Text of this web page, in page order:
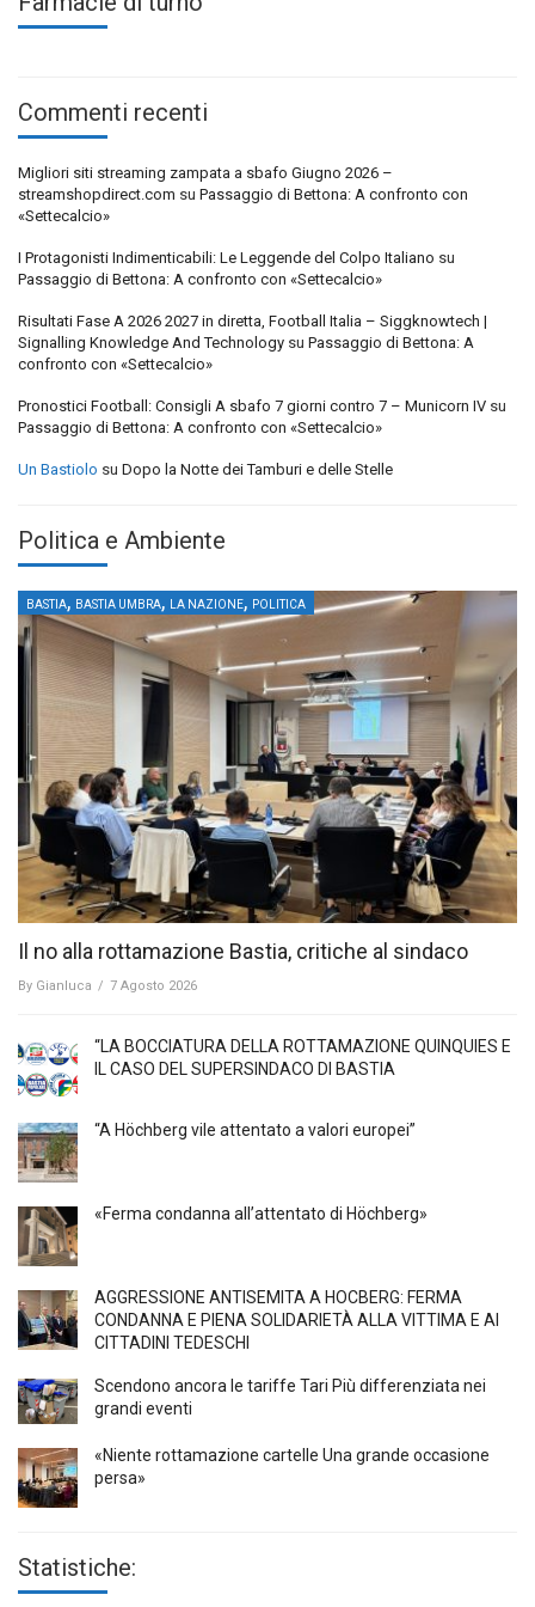
Commenti recenti
Migliori siti streaming zampata a sbafo Giugno 2026 –
streamshopdirect.com su Passaggio di Bettona: A confronto con
«Settecalcio»
I Protagonisti Indimenticabili: Le Leggende del Colpo Italiano su
Passaggio di Bettona: A confronto con «Settecalcio»
Risultati Fase A 2026 2027 in diretta, Football Italia – Siggknowtech |
Signalling Knowledge And Technology su Passaggio di Bettona: A
confronto con «Settecalcio»
Pronostici Football: Consigli A sbafo 7 giorni contro 7 – Municorn IV su
Passaggio di Bettona: A confronto con «Settecalcio»
Un Bastiolo su Dopo la Notte dei Tamburi e delle Stelle
Politica e Ambiente
BASTIA, BASTIA UMBRA, LA NAZIONE, POLITICA
Il no alla rottamazione Bastia, critiche al sindaco
By Gianluca / 7 Agosto 2026
“LA BOCCIATURA DELLA ROTTAMAZIONE QUINQUIES E
IL CASO DEL SUPERSINDACO DI BASTIA
“A Höchberg vile attentato a valori europei”
«Ferma condanna all’attentato di Höchberg»
AGGRESSIONE ANTISEMITA A HÖCBERG: FERMA
CONDANNA E PIENA SOLIDARIETÀ ALLA VITTIMA E AI
CITTADINI TEDESCHI
Scendono ancora le tariffe Tari Più differenziata nei
grandi eventi
«Niente rottamazione cartelle Una grande occasione
persa»
Statistiche: